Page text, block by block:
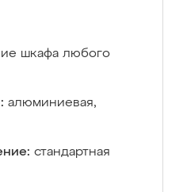
шкафа любого
алюминиевая,
стандартная